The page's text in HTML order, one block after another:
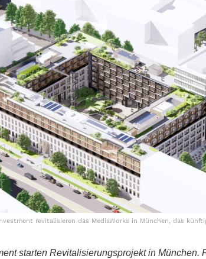
revitalisieren das MediaWorks in München, das
starten Revitalisierungsprojekt in München.